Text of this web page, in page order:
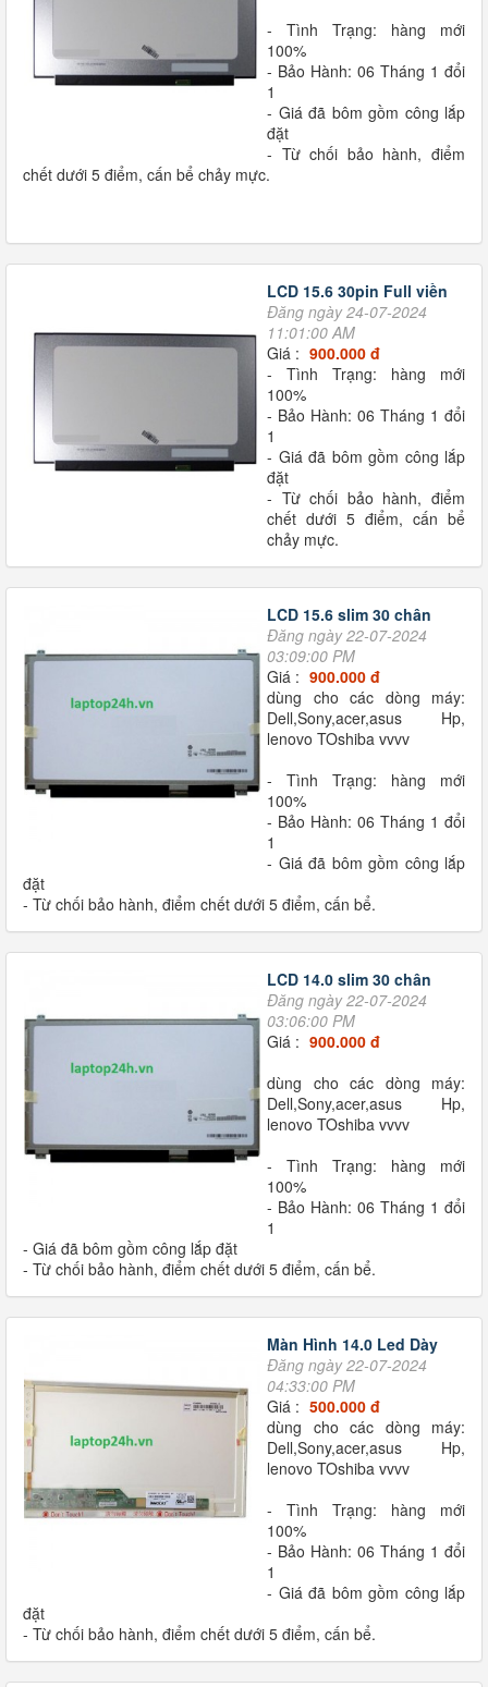
- Tình Trạng: hàng mới
100%
- Bảo Hành: 06 Tháng 1 đổi
1
- Giá đã bôm gồm công lắp
đặt
- Từ chối bảo hành, điểm
chết dưới 5 điểm, cấn bể chảy mực.
LCD 15.6 30pin Full viền
Đăng ngày 24-07-2024
11:01:00 AM
Giá : 900.000 đ
- Tình Trạng: hàng mới
100%
- Bảo Hành: 06 Tháng 1 đổi
1
- Giá đã bôm gồm công lắp
đặt
- Từ chối bảo hành, điểm
chết dưới 5 điểm, cấn bể
chảy mực.
LCD 15.6 slim 30 chân
Đăng ngày 22-07-2024
03:09:00 PM
Giá : 900.000 đ
dùng cho các dòng máy:
Dell,Sony,acer,asus Hp,
lenovo TOshiba vvvv
- Tình Trạng: hàng mới
100%
- Bảo Hành: 06 Tháng 1 đổi
1
- Giá đã bôm gồm công lắp
đặt
- Từ chối bảo hành, điểm chết dưới 5 điểm, cấn bể.
LCD 14.0 slim 30 chân
Đăng ngày 22-07-2024
03:06:00 PM
Giá : 900.000 đ
dùng cho các dòng máy:
Dell,Sony,acer,asus Hp,
lenovo TOshiba vvvv
- Tình Trạng: hàng mới
100%
- Bảo Hành: 06 Tháng 1 đổi
1
- Giá đã bôm gồm công lắp đặt
- Từ chối bảo hành, điểm chết dưới 5 điểm, cấn bể.
Màn Hình 14.0 Led Dày
Đăng ngày 22-07-2024
04:33:00 PM
Giá : 500.000 đ
dùng cho các dòng máy:
Dell,Sony,acer,asus Hp,
lenovo TOshiba vvvv
- Tình Trạng: hàng mới
100%
- Bảo Hành: 06 Tháng 1 đổi
1
- Giá đã bôm gồm công lắp
đặt
- Từ chối bảo hành, điểm chết dưới 5 điểm, cấn bể.